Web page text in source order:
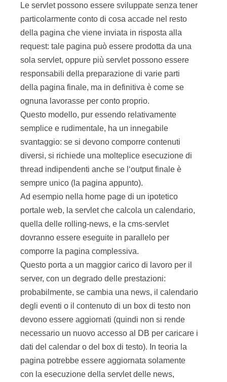
Le servlet possono essere sviluppate senza tener
particolarmente conto di cosa accade nel resto
della pagina che viene inviata in risposta alla
request: tale pagina può essere prodotta da una
sola servlet, oppure più servlet possono essere
responsabili della preparazione di varie parti
della pagina finale, ma in definitiva è come se
ognuna lavorasse per conto proprio.
Questo modello, pur essendo relativamente
semplice e rudimentale, ha un innegabile
svantaggio: se si devono comporre contenuti
diversi, si richiede una molteplice esecuzione di
thread indipendenti anche se l‘output finale è
sempre unico (la pagina appunto).
Ad esempio nella home page di un ipotetico
portale web, la servlet che calcola un calendario,
quella delle rolling-news, e la cms-servlet
dovranno essere eseguite in parallelo per
comporre la pagina complessiva.
Questo porta a un maggior carico di lavoro per il
server, con un degrado delle prestazioni:
probabilmente, se cambia una news, il calendario
degli eventi o il contenuto di un box di testo non
devono essere aggiornati (quindi non si rende
necessario un nuovo accesso al DB per caricare i
dati del calendar o del box di testo). In teoria la
pagina potrebbe essere aggiornata solamente
con la esecuzione della servlet delle news,